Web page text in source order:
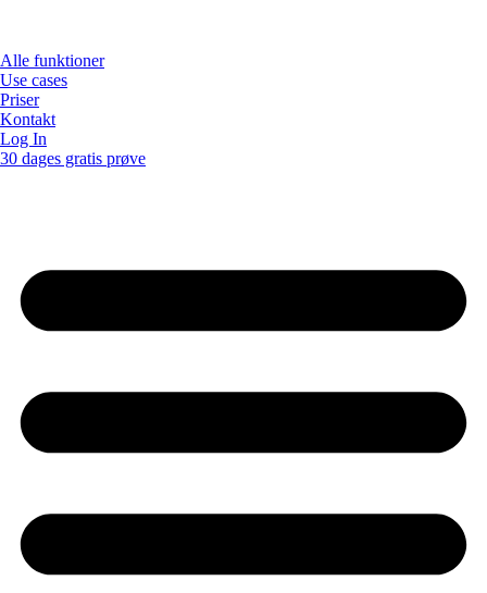
Alle funktioner
Use cases
Priser
Kontakt
Log In
30 dages gratis prøve